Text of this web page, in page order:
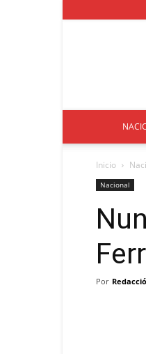
Inicio
Nacional
Por